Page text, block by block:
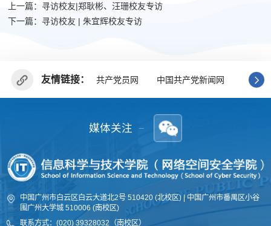
上一篇：寻访校友|郑耿彬、汪珊校友专访
下一篇：寻访校友 | 朱宜辉校友专访
友情链接： 共产党员网 中国共产党新闻网 广东
中国广州市白云区白云大道北2号 510420 (北校区) | 中国广州市番禺区小谷
围广州大学城 510006 (南校区)
联系方式：(020) 39328032（南校区）
媒体关注